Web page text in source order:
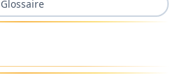
Glossaire